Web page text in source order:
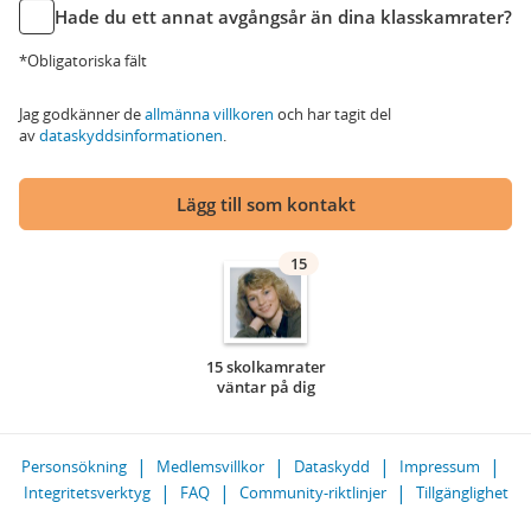
Hade du ett annat avgångsår än dina klasskamrater?
*Obligatoriska fält
Jag godkänner deallmänna villkoren och har tagit del
avdataskyddsinformationen.
Lägg till som kontakt
15
15 skolkamrater
väntar på dig
Personsökning Medlemsvillkor Dataskydd
Impressum
Integritetsverktyg
FAQ Community-riktlinjer Tillgänglighet